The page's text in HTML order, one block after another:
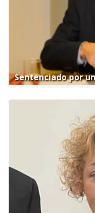
Sentenciado por